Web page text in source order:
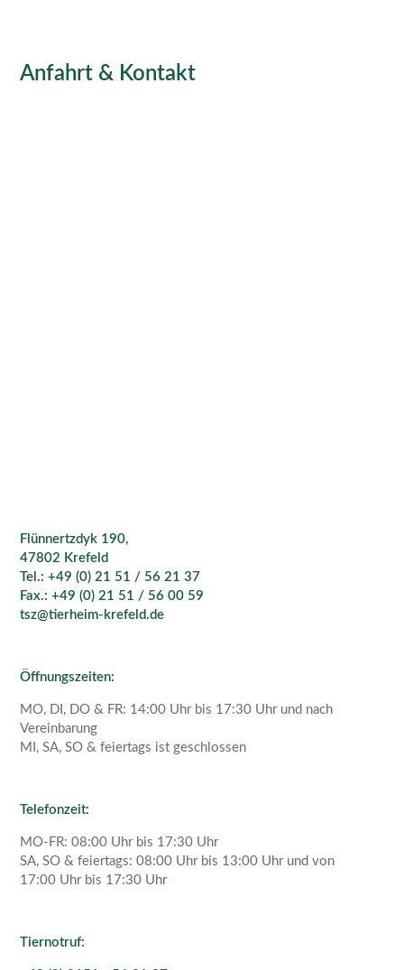
Anfahrt & Kontakt
Flünnertzdyk 190,
47802 Krefeld
Tel.: +49 (0) 21 51 / 56 21 37
Fax.: +49 (0) 21 51 / 56 00 59
tsz@tierheim-krefeld.de
Öffnungszeiten:
MO, DI, DO & FR: 14:00 Uhr bis 17:30 Uhr und nach
Vereinbarung
MI, SA, SO & feiertags ist geschlossen
Telefonzeit:
MO-FR: 08:00 Uhr bis 17:30 Uhr
SA, SO & feiertags: 08:00 Uhr bis 13:00 Uhr und von
17:00 Uhr bis 17:30 Uhr
Tiernotruf: